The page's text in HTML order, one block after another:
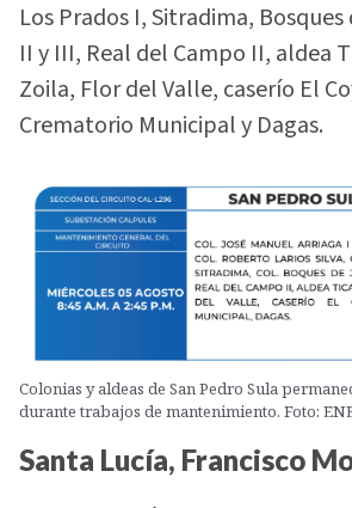
Los Prados I, Sitradima,
II y III, Real del Campo II, aldea
Zoila, Flor del Valle, caserío El
Crematorio Municipal y Dagas.
Colonias y aldeas de San Pedro Sula
durante trabajos de mantenimiento. Foto:
Santa Lucía, Francisco